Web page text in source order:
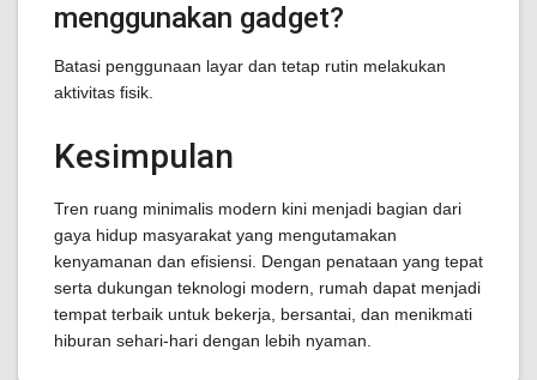
menggunakan gadget?
Batasi penggunaan layar dan tetap rutin melakukan
aktivitas fisik.
Kesimpulan
Tren ruang minimalis modern kini menjadi bagian dari
gaya hidup masyarakat yang mengutamakan
kenyamanan dan efisiensi. Dengan penataan yang tepat
serta dukungan teknologi modern, rumah dapat menjadi
tempat terbaik untuk bekerja, bersantai, dan menikmati
hiburan sehari-hari dengan lebih nyaman.